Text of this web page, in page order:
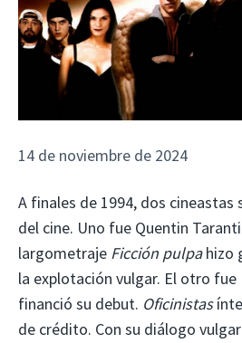
14 de noviembre de 2024
A finales de 1994, dos
del cine. Uno fue Quentin
largometraje Ficción pulpahizo
la explotación vulgar. El otro fue
financió su debut. Oficinistas
de crédito. Con su diálogo